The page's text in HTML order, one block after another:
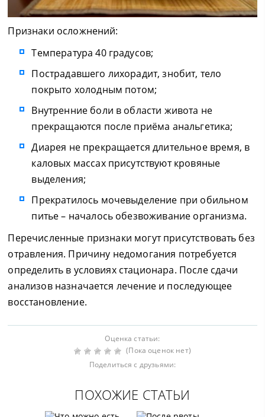
Признаки осложнений:
Температура 40 градусов;
Пострадавшего лихорадит, знобит, тело
покрыто холодным потом;
Внутренние боли в области живота не
прекращаются после приёма анальгетика;
Диарея не прекращается длительное время, в
каловых массах присутствуют кровяные
выделения;
Прекратилось мочевыделение при обильном
питье – началось обезвоживание организма.
Перечисленные признаки могут присутствовать без
отравления. Причину недомогания потребуется
определить в условиях стационара. После сдачи
анализов назначается лечение и последующее
восстановление.
Оценка статьи:
(Пока оценок нет)
Поделиться с друзьями:
ПОХОЖИЕ СТАТЬИ